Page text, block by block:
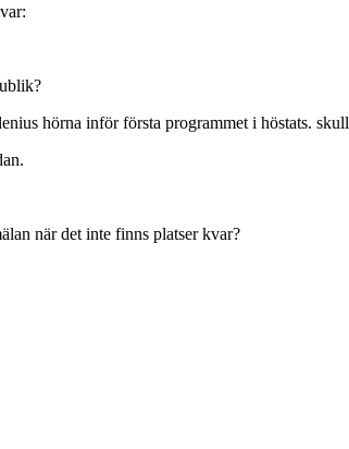
hörna inför första programmet i höstats.
när det inte finns platser kvar?